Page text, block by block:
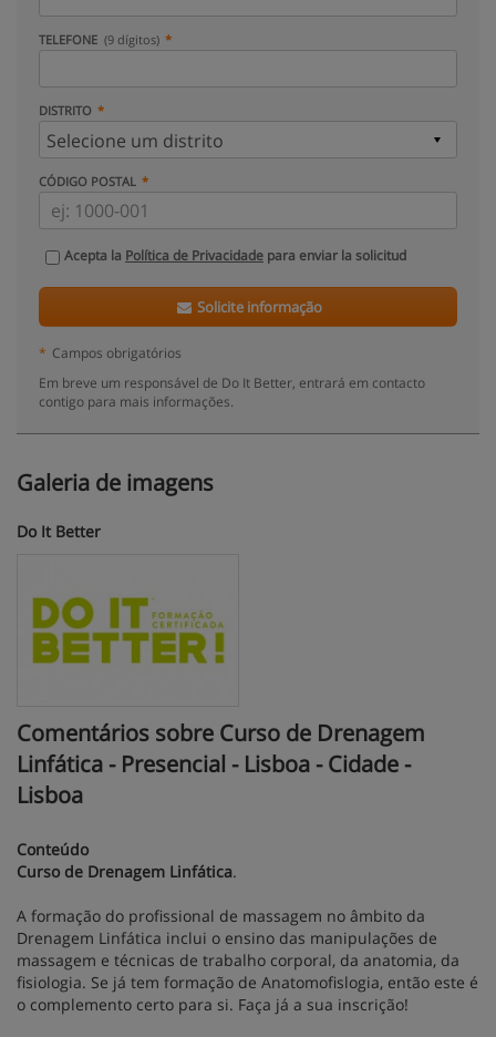
TELEFONE (9 dígitos)
DISTRITO
CÓDIGO POSTAL
Acepta la Política de Privacidade para enviar la solicitud
Solicite informação
* Campos obrigatórios
Em breve um responsável de Do It Better, entrará em contacto
contigo para mais informações.
Galeria de imagens
Do It Better
Comentários sobre Curso de Drenagem
Linfática - Presencial - Lisboa - Cidade -
Lisboa
Conteúdo
Curso de Drenagem Linfática.
A formação do profissional de massagem no âmbito da
Drenagem Linfática inclui o ensino das manipulações de
massagem e técnicas de trabalho corporal, da anatomia, da
fisiologia. Se já tem formação de Anatomofislogia, então este é
o complemento certo para si. Faça já a sua inscrição!